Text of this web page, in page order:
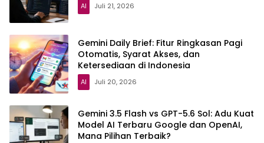
AI Juli 21, 2026
Gemini Daily Brief: Fitur Ringkasan Pagi
Otomatis, Syarat Akses, dan
Ketersediaan di Indonesia
AI Juli 20, 2026
Gemini 3.5 Flash vs GPT-5.6 Sol: Adu Kuat
Model AI Terbaru Google dan OpenAI,
Mana Pilihan Terbaik?